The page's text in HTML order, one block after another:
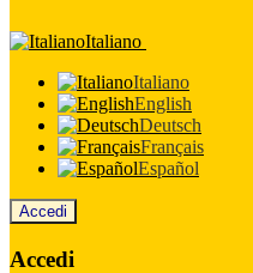
Italiano
Italiano
English
Deutsch
Français
Español
Accedi
Accedi